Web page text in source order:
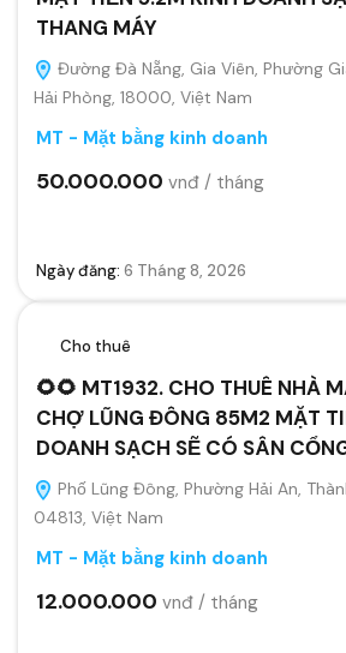
THANG MÁY
Đường Đà Nẵng, Gia Viên, Phường
Hải Phòng, 18000, Việt Nam
MT - Mặt bằng kinh doanh
50.000.000 vnđ / tháng
Ngày đăng: 6 Tháng 8, 2026
Cho thuê
🌻🌻 MT1932. CHO THUÊ NHÀ
CHỢ LŨNG ĐÔNG 85M2 MẶT
DOANH SẠCH SẼ CÓ SÂN
Phố Lũng Đông, Phường Hải An,
04813, Việt Nam
MT - Mặt bằng kinh doanh
12.000.000 vnđ / tháng